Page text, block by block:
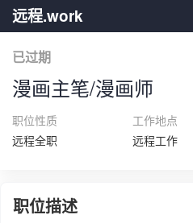
远程.work
已过期
漫画主笔/漫画师
职位性质
远程全职
工作地点
远程工作
职位描述